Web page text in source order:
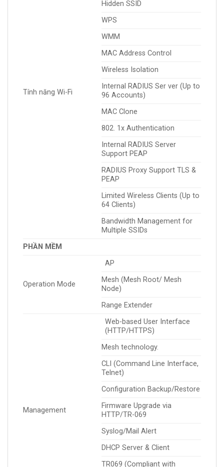
Tính năng Wi-Fi
Hidden SSID
WPS
WMM
MAC Address Control
Wireless Isolation
Internal RADIUS Ser ver (Up to
96 Accounts)
MAC Clone
802. 1x Authentication
Internal RADIUS Server
Support PEAP
RADIUS Proxy Support TLS &
PEAP
Limited Wireless Clients (Up to
64 Clients)
Bandwidth Management for
Multiple SSIDs
PHẦN MỀM
Operation Mode
AP
Mesh (Mesh Root/ Mesh
Node)
Range Extender
Management
Web-based User Interface
(HTTP/HTTPS)
Mesh technology.
CLI (Command Line Interface,
Telnet)
Configuration Backup/Restore
Firmware Upgrade via
HTTP/TR-069
Syslog/Mail Alert
DHCP Server & Client
TR069 (Compliant with